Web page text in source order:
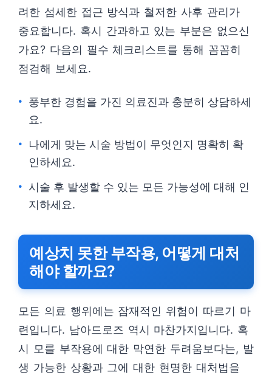
려한 섬세한 접근 방식과 철저한 사후 관리가
중요합니다. 혹시 간과하고 있는 부분은 없으신
가요? 다음의 필수 체크리스트를 통해 꼼꼼히
점검해 보세요.
풍부한 경험을 가진 의료진과 충분히 상담하세
요.
나에게 맞는 시술 방법이 무엇인지 명확히 확
인하세요.
시술 후 발생할 수 있는 모든 가능성에 대해 인
지하세요.
예상치 못한 부작용, 어떻게 대처
해야 할까요?
모든 의료 행위에는 잠재적인 위험이 따르기 마
련입니다. 남아드로즈 역시 마찬가지입니다. 혹
시 모를 부작용에 대한 막연한 두려움보다는, 발
생 가능한 상황과 그에 대한 현명한 대처법을